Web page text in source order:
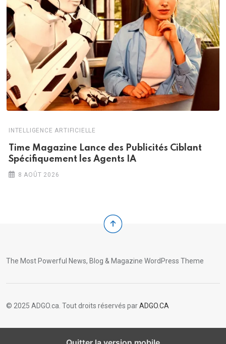
INTELLIGENCE ARTIFICIELLE
Time Magazine Lance des Publicités Ciblant
Spécifiquement les Agents IA
8 AOÛT 2026
The Most Powerful News, Blog & Magazine WordPress Theme
© 2025 ADGO.ca. Tout droits réservés parADGO.CA